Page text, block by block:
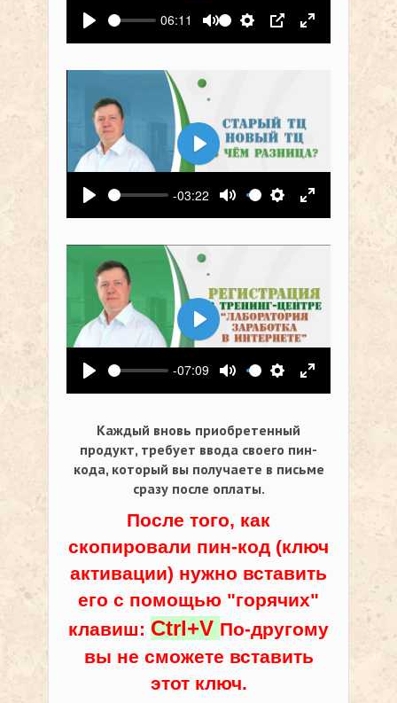
Воспроизвести
06:11
Выключить звук
Настройки
PIP На весь
Воспроизвести
-03:22
Выключить звук
Настройки
На весь
Воспроизвести
Воспроизвести
-07:09
Выключить звук
Настройки
На весь
Воспроизвести
Каждый вновь приобретенный
продукт, требует ввода своего пин-
кода, который вы получаете в письме
сразу после оплаты.
После того, как
скопировали пин-код (ключ
активации) нужно вставить
его с помощью "горячих"
клавиш: Ctrl+V По-другому
вы не сможете вставить
этот ключ.